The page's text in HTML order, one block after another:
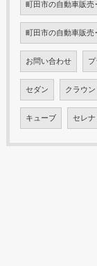
町田市の自動車販
町田市の自動車販
お問い合わせ
セダン クラウン
キューブ セレナ